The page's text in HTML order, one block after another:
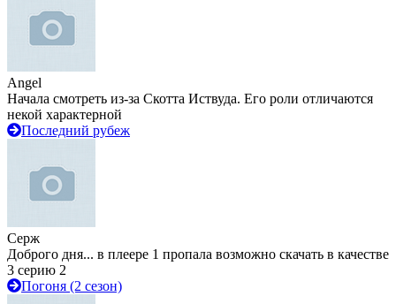
Angel
Начала смотреть из-за Скотта Иствуда. Его роли отличаются
некой характерной
Последний рубеж
Серж
Доброго дня... в плеере 1 пропала возможно скачать в качестве
3 серию 2
Погоня (2 сезон)